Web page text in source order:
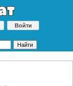
Войти